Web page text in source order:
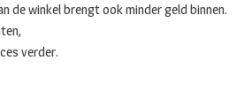
de winkel brengt ook minder geld binnen.
verder.